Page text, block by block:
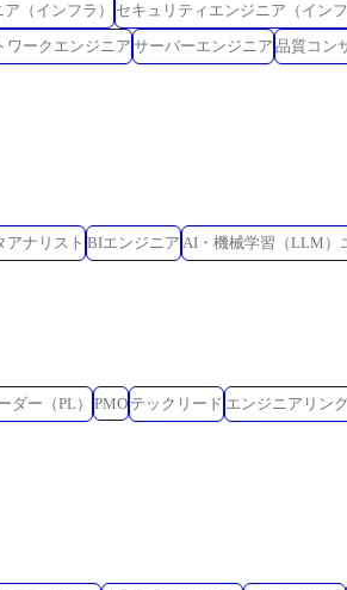
（インフラ） セキュリティエンジニア（インフ
ワークエンジニア サーバーエンジニア 品質コン
アナリスト BIエンジニア AI・機械学習（LLM）
ダー（PL） PMO テックリード エンジニアリン